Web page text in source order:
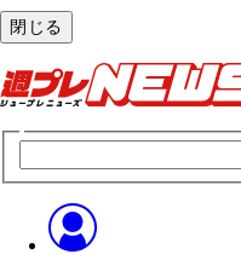
閉じる